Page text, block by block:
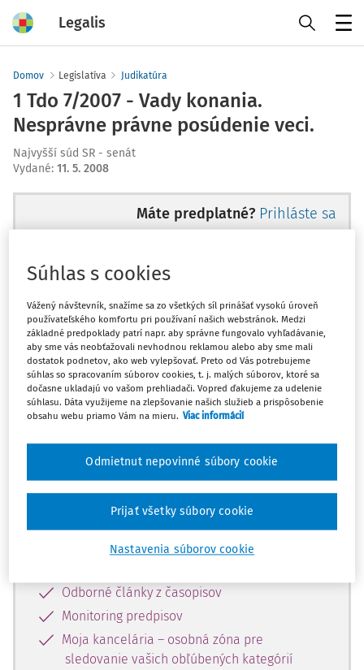
Legalis
Domov Legislatíva Judikatúra
1 Tdo 7/2007 - Vady konania.
Nesprávne právne posúdenie veci.
Najvyšší súd SR - senát
Vydané: 11. 5. 2008
Máte predplatné? Prihláste sa
Ups, zatiaľ ste si prečítali len
začiatok...
Celý odborný obsah z tejto oblasti je
dostupný predplatiteľom portálu.
Odomknite si prístup k odbornému
obsahu a získajte prístup na 10 dní
zdarma, stačí sa len zaregistrovať.
Vďaka registrácii získate prístup aj k
vybranému obsahu:
Odborné články z časopisov
Monitoring predpisov
Moja kancelária – osobná zóna pre
sledovanie vašich obľúbených kategórií
Súhlas s cookies
Vážený návštevník, snažíme sa zo všetkých síl prinášať vysokú úroveň
používateľského komfortu pri používaní našich webstránok. Medzi
základné predpoklady patrí napr. aby správne fungovalo vyhľadávanie,
aby sme vás neobťažovali nevhodnou reklamou alebo aby sme mali
dostatok podnetov, ako web vylepšovať. Preto od Vás potrebujeme
súhlas so spracovaním súborov cookies, t. j. malých súborov, ktoré sa
dočasne ukladajú vo vašom prehliadači. Vopred ďakujeme za udelenie
súhlasu. Dáta využijeme na zlepšovanie našich služieb a prispôsobenie
obsahu webu priamo Vám na mieru. Viac informácií
Nastavenia súborov cookie
Odmietnut nepovinné súbory cookie
Prijať všetky súbory cookie